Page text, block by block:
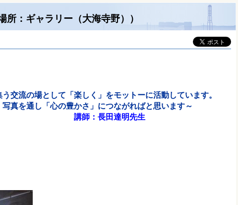
：ギャラリー（大海寺野））
交流の場として「楽しく」をモットーに活動しています。
写真を通し「心の豊かさ」につながればと思います～
講師：長田達明先生